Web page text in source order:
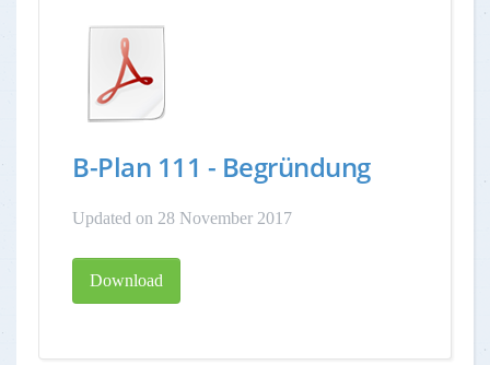
B-Plan 111 - Begründung
Updated on 28 November 2017
Download